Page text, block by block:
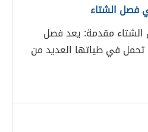
فصل الشتاء
مقدمة: يعد فصل
تحمل في طياتها العديد من